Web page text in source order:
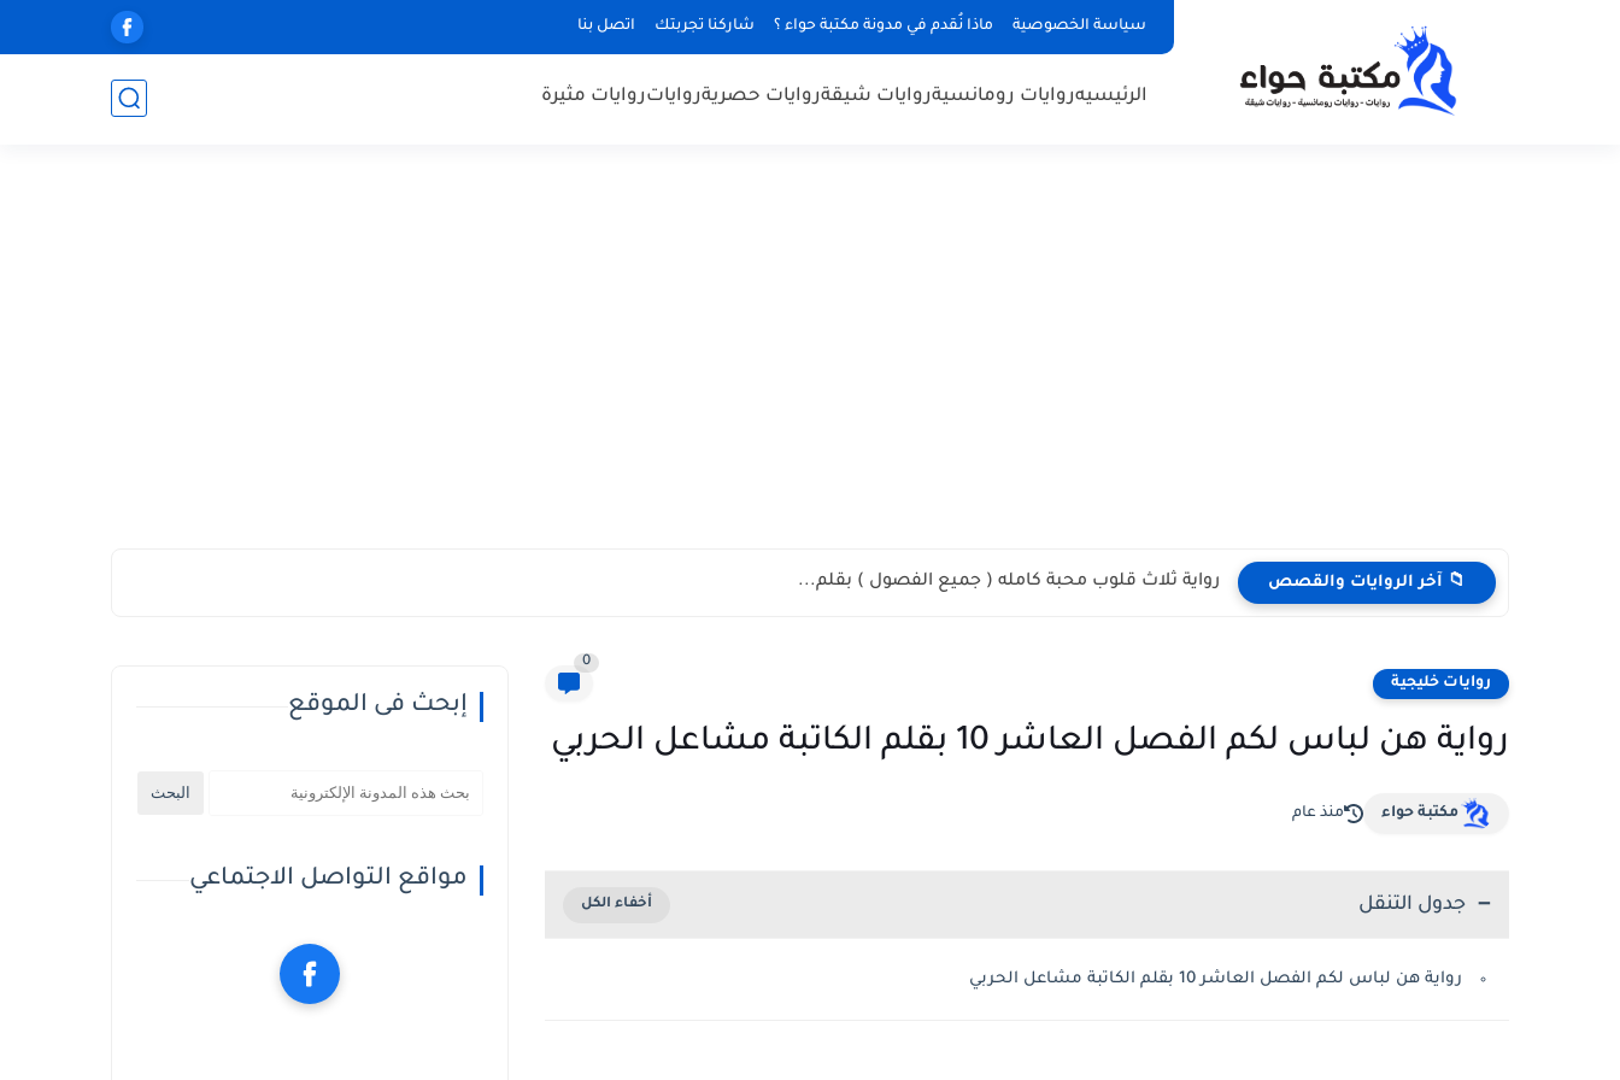
سياسة الخصوصية ماذا نُقدم في مدونة مكتبة حواء ؟ شاركنا تجربتك اتصل بنا
الرئيسيهروايات رومانسيةروايات شيقةروايات حصريةرواياتروايات مثيرة
📁 آخر الروايات والقصص رواية ثلاث قلوب محبة كامله ( جميع الفصول ) بقلم...
روايات خليجية
0
رواية هن لباس لكم الفصل العاشر 10 بقلم الكاتبة مشاعل الحربي
مكتبة حواء منذ عام
جدول التنقل
رواية هن لباس لكم الفصل العاشر 10 بقلم الكاتبة مشاعل الحربي
إبحث فى الموقع
مواقع التواصل الاجتماعي